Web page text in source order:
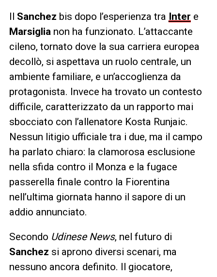
Il Sanchez bis dopo l’esperienza tra Inter e
Marsiglia non ha funzionato. L’attaccante
cileno, tornato dove la sua carriera europea
decollò, si aspettava un ruolo centrale, un
ambiente familiare, e un’accoglienza da
protagonista. Invece ha trovato un contesto
difficile, caratterizzato da un rapporto mai
sbocciato con l’allenatore Kosta Runjaic.
Nessun litigio ufficiale tra i due, ma il campo
ha parlato chiaro: la clamorosa esclusione
nella sfida contro il Monza e la fugace
passerella finale contro la Fiorentina
nell’ultima giornata hanno il sapore di un
addio annunciato.
Secondo Udinese News, nel futuro di
Sanchez si aprono diversi scenari, ma
nessuno ancora definito. Il giocatore,